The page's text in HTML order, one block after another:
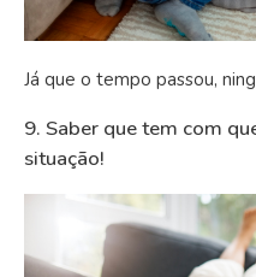
Já que o tempo passou,
9. Saber que tem com
situação!